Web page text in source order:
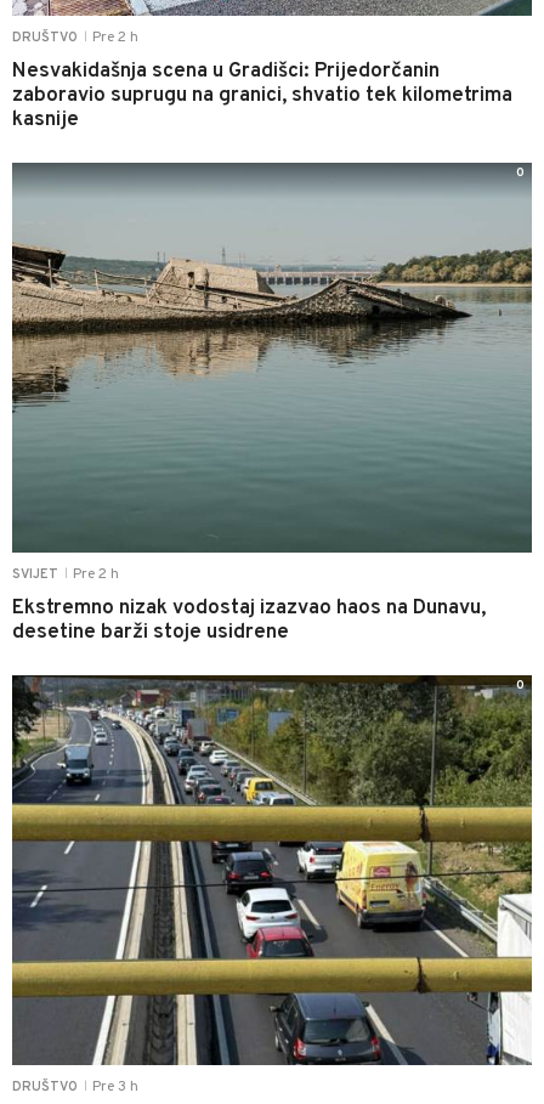
DRUŠTVO Pre 2 h
Nesvakidašnja scena u Gradišci: Prijedorčanin
zaboravio suprugu na granici, shvatio tek kilometrima
kasnije
SVIJET Pre 2 h
Ekstremno nizak vodostaj izazvao haos na Dunavu,
desetine barži stoje usidrene
0
DRUŠTVO Pre 3 h
0